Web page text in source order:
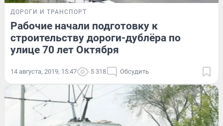
ДОРОГИ И ТРАНСПОРТ
Рабочие начали подготовку к
строительству дороги-дублёра по
улице 70 лет Октября
14 августа, 2019, 15:47 5 318 Обсудить